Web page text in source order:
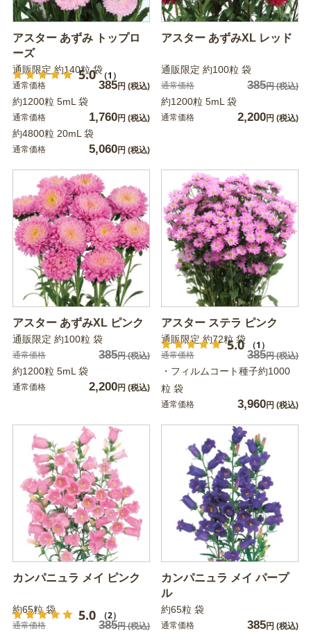
アスター あずみ トップロ
ーズ
5.0 （1）
通販限定 約140粒 袋
通常価格 385円 (税込)
約1200粒 5mL 袋
通常価格 1,760円 (税込)
約4800粒 20mL 袋
通常価格 5,060円 (税込)
アスター あずみXL レッド
通販限定 約100粒 袋
通常価格 385円(税込)
約1200粒 5mL 袋
通常価格 2,200円 (税込)
アスター あずみXL ピンク
通販限定 約100粒 袋
通常価格 385円(税込)
約1200粒 5mL 袋
通常価格 2,200円 (税込)
アスター ステラ ピンク
5.0 （1）
通販限定 約72粒 袋
通常価格 385円(税込)
・フィルムコート種子約1000
粒 袋
通常価格 3,960円 (税込)
カンパニュラ メイ ピンク
5.0 （2）
約65粒 袋
通常価格 385円(税込)
カンパニュラ メイ パープ
ル
約65粒 袋
通常価格 385円 (税込)